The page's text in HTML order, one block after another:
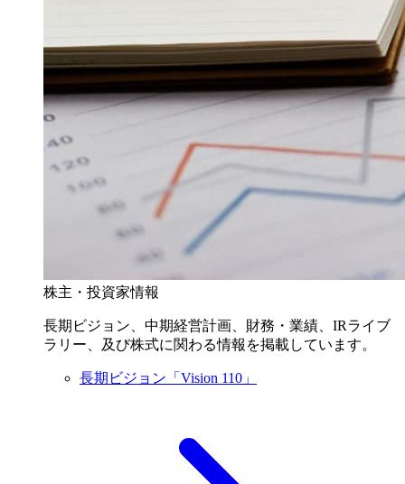
株主・投資家情報
長期ビジョン、中期経営計画、財務・業績、IRライブ
ラリー、及び株式に関わる情報を掲載しています。
長期ビジョン「Vision 110」